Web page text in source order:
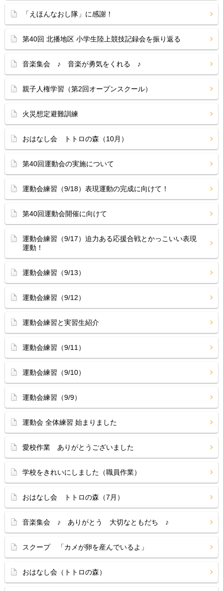
「えほんなおし隊」に感謝！
第40回 北播地区 小学生陸上競技記録会を振り返る
音楽集会 ♪ 音楽が勇気をくれる ♪
親子人権学習（第2回オープンスクール）
火災想定避難訓練
おはなし会 トトロの森（10月）
第40回運動会の実施について
運動会練習（9/18）表現運動の完成に向けて！
第40回運動会開催に向けて
運動会練習（9/17）迫力ある応援合戦とかっこいい表現
運動！
運動会練習（9/13）
運動会練習（9/12）
運動会練習と実習生紹介
運動会練習（9/11）
運動会練習（9/10）
運動会練習（9/9）
運動会 全体練習 始まりました
愛校作業 ありがとうございました
学校をきれいにしました（職員作業）
おはなし会 トトロの森（7月）
音楽集会 ♪ ありがとう 大切なともだち ♪
スクープ 「カメが卵を産んでいるよ」
おはなし会（トトロの森）